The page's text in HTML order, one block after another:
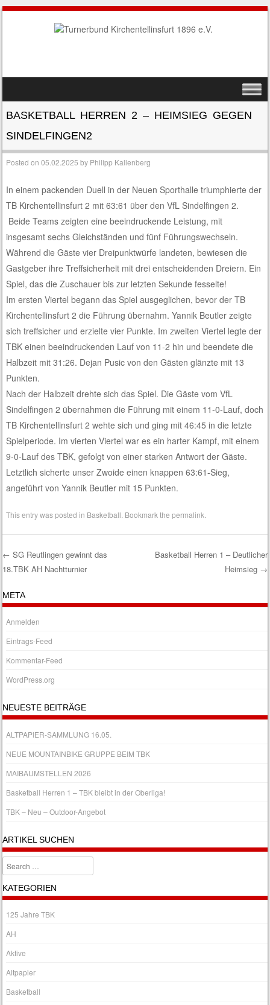
MENU
BASKETBALL HERREN 2 – HEIMSIEG GEGEN
SINDELFINGEN2
Posted on05.02.2025 by Philipp Kallenberg
In einem packenden Duell in der Neuen Sporthalle triumphierte der
TB Kirchentellinsfurt 2 mit 63:61 über den VfL Sindelfingen 2.
Beide Teams zeigten eine beeindruckende Leistung, mit
insgesamt sechs Gleichständen und fünf Führungswechseln.
Während die Gäste vier Dreipunktwürfe landeten, bewiesen die
Gastgeber ihre Treffsicherheit mit drei entscheidenden Dreiern. Ein
Spiel, das die Zuschauer bis zur letzten Sekunde fesselte!
Im ersten Viertel begann das Spiel ausgeglichen, bevor der TB
Kirchentellinsfurt 2 die Führung übernahm. Yannik Beutler zeigte
sich treffsicher und erzielte vier Punkte. Im zweiten Viertel legte der
TBK einen beeindruckenden Lauf von 11-2 hin und beendete die
Halbzeit mit 31:26. Dejan Pusic von den Gästen glänzte mit 13
Punkten.
Nach der Halbzeit drehte sich das Spiel. Die Gäste vom VfL
Sindelfingen 2 übernahmen die Führung mit einem 11-0-Lauf, doch
TB Kirchentellinsfurt 2 wehte sich und ging mit 46:45 in die letzte
Spielperiode. Im vierten Viertel war es ein harter Kampf, mit einem
9-0-Lauf des TBK, gefolgt von einer starken Antwort der Gäste.
Letztlich sicherte unser Zwoide einen knappen 63:61-Sieg,
angeführt von Yannik Beutler mit 15 Punkten.
This entry was posted in Basketball . Bookmark thepermalink
Post navigation
← SG Reutlingen gewinnt das
18.TBK AH Nachtturnier
Basketball Herren 1 – Deutlicher
Heimsieg →
META
Anmelden
Eintrags-Feed
Kommentar-Feed
WordPress.org
NEUESTE BEITRÄGE
ALTPAPIER-SAMMLUNG 16.05.
NEUE MOUNTAINBIKE GRUPPE BEIM TBK
MAIBAUMSTELLEN 2026
Basketball Herren 1 – TBK bleibt in der Oberliga!
TBK – Neu – Outdoor-Angebot
ARTIKEL SUCHEN
Search
KATEGORIEN
125 Jahre TBK
AH
Aktive
Altpapier
Basketball